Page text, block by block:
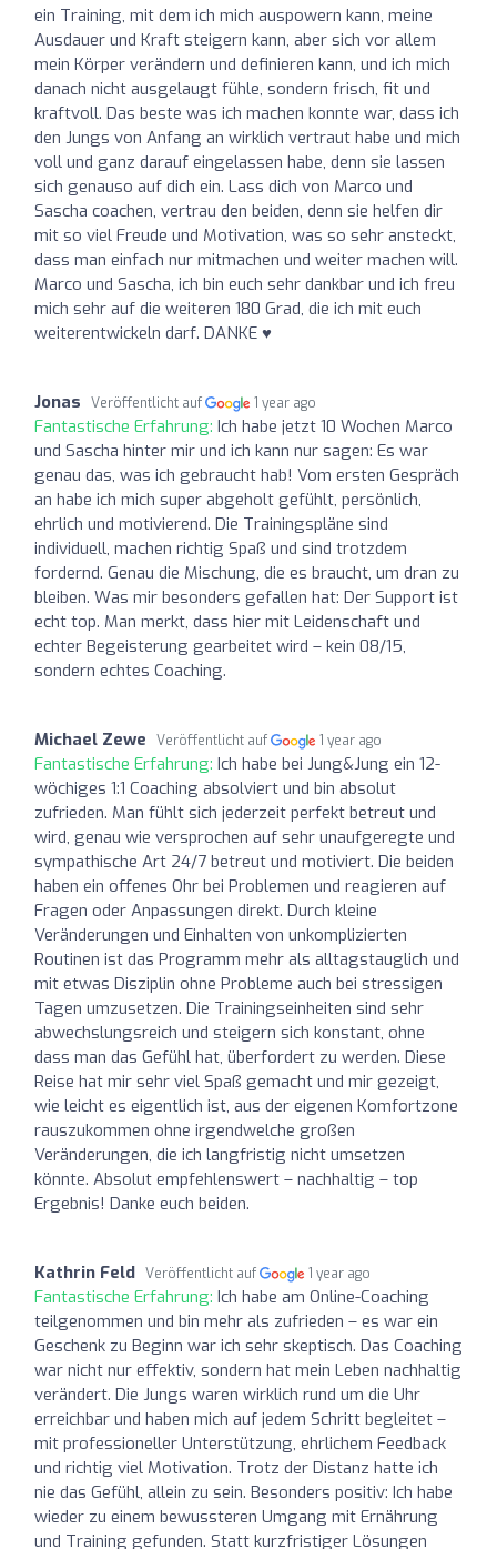
ein Training, mit dem ich mich auspowern kann, meine
Ausdauer und Kraft steigern kann, aber sich vor allem
mein Körper verändern und definieren kann, und ich mich
danach nicht ausgelaugt fühle, sondern frisch, fit und
kraftvoll. Das beste was ich machen konnte war, dass ich
den Jungs von Anfang an wirklich vertraut habe und mich
voll und ganz darauf eingelassen habe, denn sie lassen
sich genauso auf dich ein. Lass dich von Marco und
Sascha coachen, vertrau den beiden, denn sie helfen dir
mit so viel Freude und Motivation, was so sehr ansteckt,
dass man einfach nur mitmachen und weiter machen will.
Marco und Sascha, ich bin euch sehr dankbar und ich freu
mich sehr auf die weiteren 180 Grad, die ich mit euch
weiterentwickeln darf. DANKE ♥️
Jonas Veröffentlicht auf 1 year ago
Fantastische Erfahrung: Ich habe jetzt 10 Wochen Marco
und Sascha hinter mir und ich kann nur sagen: Es war
genau das, was ich gebraucht hab! Vom ersten Gespräch
an habe ich mich super abgeholt gefühlt, persönlich,
ehrlich und motivierend. Die Trainingspläne sind
individuell, machen richtig Spaß und sind trotzdem
fordernd. Genau die Mischung, die es braucht, um dran zu
bleiben. Was mir besonders gefallen hat: Der Support ist
echt top. Man merkt, dass hier mit Leidenschaft und
echter Begeisterung gearbeitet wird – kein 08/15,
sondern echtes Coaching.
Michael Zewe Veröffentlicht auf 1 year ago
Fantastische Erfahrung: Ich habe bei Jung&Jung ein 12-
wöchiges 1:1 Coaching absolviert und bin absolut
zufrieden. Man fühlt sich jederzeit perfekt betreut und
wird, genau wie versprochen auf sehr unaufgeregte und
sympathische Art 24/7 betreut und motiviert. Die beiden
haben ein offenes Ohr bei Problemen und reagieren auf
Fragen oder Anpassungen direkt. Durch kleine
Veränderungen und Einhalten von unkomplizierten
Routinen ist das Programm mehr als alltagstauglich und
mit etwas Disziplin ohne Probleme auch bei stressigen
Tagen umzusetzen. Die Trainingseinheiten sind sehr
abwechslungsreich und steigern sich konstant, ohne
dass man das Gefühl hat, überfordert zu werden. Diese
Reise hat mir sehr viel Spaß gemacht und mir gezeigt,
wie leicht es eigentlich ist, aus der eigenen Komfortzone
rauszukommen ohne irgendwelche großen
Veränderungen, die ich langfristig nicht umsetzen
könnte. Absolut empfehlenswert – nachhaltig – top
Ergebnis! Danke euch beiden.
Kathrin Feld Veröffentlicht auf 1 year ago
Fantastische Erfahrung: Ich habe am Online-Coaching
teilgenommen und bin mehr als zufrieden – es war ein
Geschenk zu Beginn war ich sehr skeptisch. Das Coaching
war nicht nur effektiv, sondern hat mein Leben nachhaltig
verändert. Die Jungs waren wirklich rund um die Uhr
erreichbar und haben mich auf jedem Schritt begleitet –
mit professioneller Unterstützung, ehrlichem Feedback
und richtig viel Motivation. Trotz der Distanz hatte ich
nie das Gefühl, allein zu sein. Besonders positiv: Ich habe
wieder zu einem bewussteren Umgang mit Ernährung
und Training gefunden. Statt kurzfristiger Lösungen